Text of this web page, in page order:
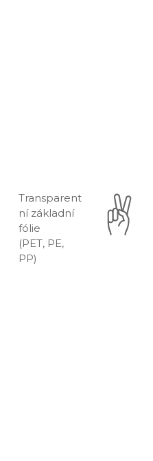
Transparent
ní základní
fólie
(PET, PE,
PP)